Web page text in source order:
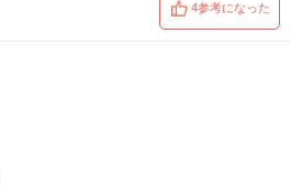
4参考になった